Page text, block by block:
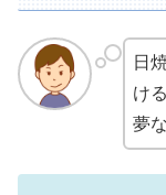
日
け
夢